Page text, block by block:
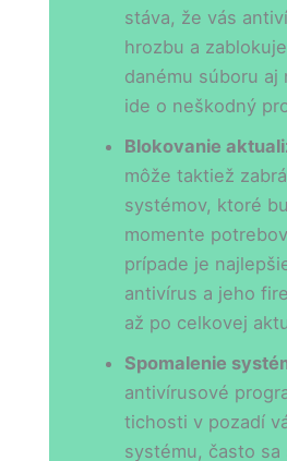
stáva, že vás
hrozbu a
danému súboru aj
ide o neškodný
Blokovanie
môže taktiež
systémov, ktoré
momente
prípade je
antivírus a jeho
až po celkovej
Spomalenie
antivírusové
tichosti v pozadí
systému, často sa